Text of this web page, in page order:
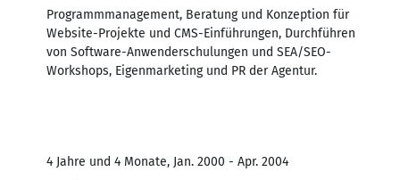
Programmmanagement, Beratung und Konzeption für
Website-Projekte und CMS-Einführungen, Durchführen
von Software-Anwenderschulungen und SEA/SEO-
Workshops, Eigenmarketing und PR der Agentur.
4 Jahre und 4 Monate, Jan. 2000 - Apr. 2004